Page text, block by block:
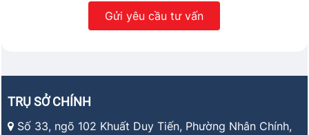
TRỤ SỞ CHÍNH
Số 33, ngõ 102 Khuất Duy Tiến, Phường Nhân Chính,